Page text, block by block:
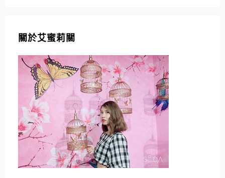
關於艾蜜莉關